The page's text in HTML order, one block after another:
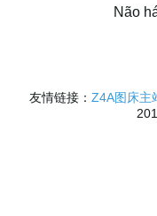
Não
友情链接： Z4A图床主